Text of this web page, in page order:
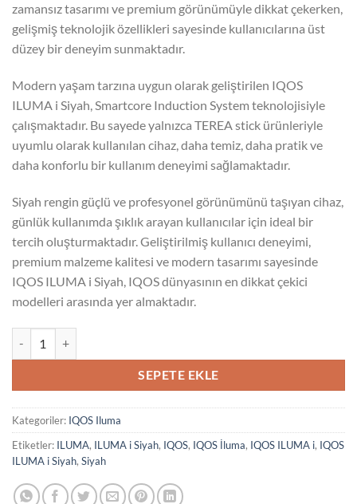
zamansız tasarımı ve premium görünümüyle dikkat çekerken,
gelişmiş teknolojik özellikleri sayesinde kullanıcılarına üst
düzey bir deneyim sunmaktadır.
Modern yaşam tarzına uygun olarak geliştirilen IQOS
ILUMA i Siyah, Smartcore Induction System teknolojisiyle
çalışmaktadır. Bu sayede yalnızca TEREA stick ürünleriyle
uyumlu olarak kullanılan cihaz, daha temiz, daha pratik ve
daha konforlu bir kullanım deneyimi sağlamaktadır.
Siyah rengin güçlü ve profesyonel görünümünü taşıyan cihaz,
günlük kullanımda şıklık arayan kullanıcılar için ideal bir
tercih oluşturmaktadır. Geliştirilmiş kullanıcı deneyimi,
premium malzeme kalitesi ve modern tasarımı sayesinde
IQOS ILUMA i Siyah, IQOS dünyasının en dikkat çekici
modelleri arasında yer almaktadır.
SEPETE EKLE
Kategoriler: IQOS Iluma
Etiketler: ILUMA, ILUMA i Siyah, IQOS, IQOS İluma, IQOS ILUMA i, IQOS
ILUMA i Siyah, Siyah